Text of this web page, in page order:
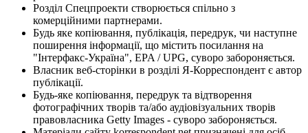
Розділ Спецпроекти створюється спільно з
комерційними партнерами.
Будь яке копіювання, публікація, передрук, чи наступне
поширення інформації, що містить посилання на
"Інтерфакс-Україна", EPA / UPG, суворо забороняється.
Власник веб-сторінки в розділі Я-Корреспондент є автор
публікації.
Будь-яке копіювання, передрук та відтворення
фотографічних творів та/або аудіовізуальних творів
правовласника Getty Images - суворо забороняється.